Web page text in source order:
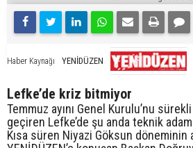
Haber Kaynağı YENİDÜZEN
Lefke’de kriz bitmiyor
Temmuz ayını Genel Kurulu’nu
geçiren Lefke’de şu anda teknik adam
Kısa süren Niyazi Göksun döneminin